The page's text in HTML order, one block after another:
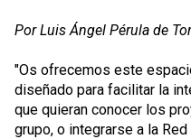
Por Luis Ángel Pérula de
"Os ofrecemos este
diseñado para facilitar la
que quieran conocer los
grupo, o integrarse a la